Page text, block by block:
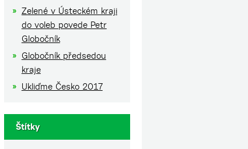
Zelené v Ústeckém kraji
do voleb povede Petr
Globočník
Globočník předsedou
kraje
Ukliďme Česko 2017
Štítky